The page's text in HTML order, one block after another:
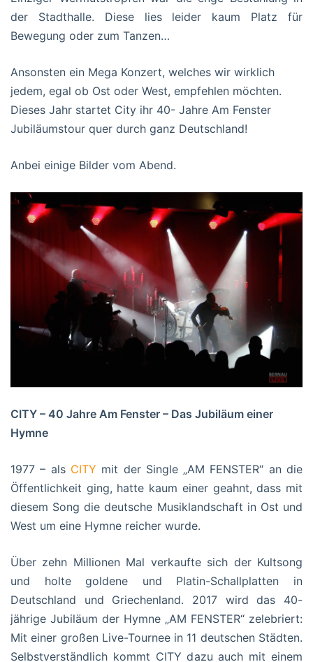
der Stadthalle. Diese lies leider kaum Platz für
Bewegung oder zum Tanzen…
Ansonsten ein Mega Konzert, welches wir wirklich
jedem, egal ob Ost oder West, empfehlen möchten.
Dieses Jahr startet City ihr 40- Jahre Am Fenster
Jubiläumstour quer durch ganz Deutschland!
Anbei einige Bilder vom Abend.
CITY – 40 Jahre Am Fenster – Das Jubiläum einer
Hymne
1977 – als CITY mit der Single „AM FENSTER“ an die
Öffentlichkeit ging, hatte kaum einer geahnt, dass mit
diesem Song die deutsche Musiklandschaft in Ost und
West um eine Hymne reicher wurde.
Über zehn Millionen Mal verkaufte sich der Kultsong
und holte goldene und Platin-Schallplatten in
Deutschland und Griechenland. 2017 wird das 40-
jährige Jubiläum der Hymne „AM FENSTER“ zelebriert:
Mit einer großen Live-Tournee in 11 deutschen Städten.
Selbstverständlich kommt CITY dazu auch mit einem